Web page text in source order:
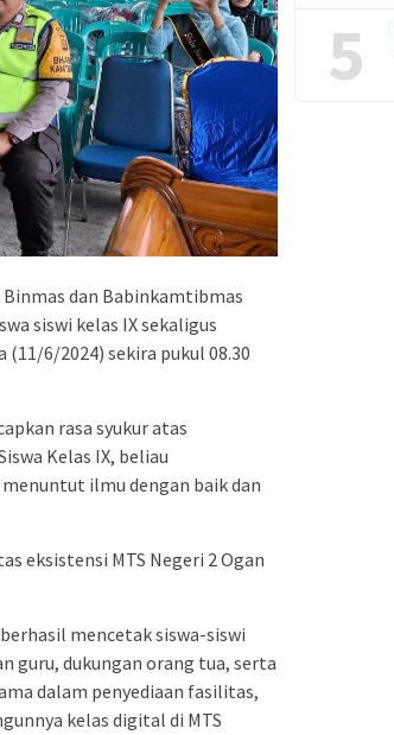
dan Babinkamtibmas
siswi kelas IX sekaligus
(11/6/2024) sekira pukul 08.30
rasa syukur atas
Kelas IX, beliau
ilmu dengan baik dan
eksistensi MTS Negeri 2 Ogan
mencetak siswa-siswi
guru, dukungan orang tua, serta
dalam penyediaan fasilitas,
kelas digital di MTS
5